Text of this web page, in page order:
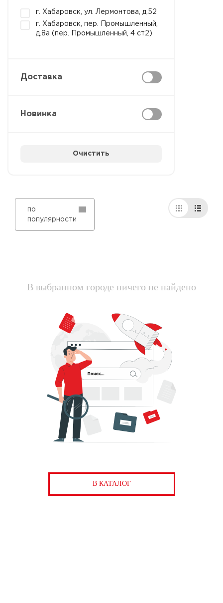
г. Хабаровск, ул. Лермонтова, д.52
г. Хабаровск, пер. Промышленный,
д.8а (пер. Промышленный, 4 ст2)
Доставка
Новинка
Очистить
по
популярности
В выбранном городе ничего не найдено
В КАТАЛОГ